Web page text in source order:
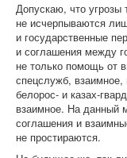
Допускаю, что
не исчерпываются
и государственные
и соглашения между
не только помощь от
спецслужб, взаимное,
белорос- и казах-
взаимное. На данный
соглашения и
не простираются.